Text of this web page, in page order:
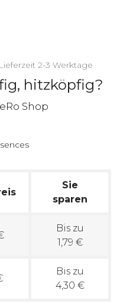
Lieferzeit 2-3 Werktage
hitzköpfig?
Sie
sparen
Bis zu
1,79 €
Bis zu
4,30 €